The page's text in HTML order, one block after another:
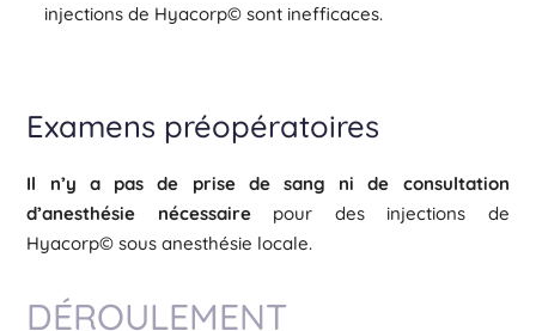
injections de Hyacorp© sont inefficaces.
Examens préopératoires
Il n’y a pas de prise de sang ni de consultation
d’anesthésie nécessairepour des injections de
Hyacorp© sous anesthésie locale.
DÉROULEMENT